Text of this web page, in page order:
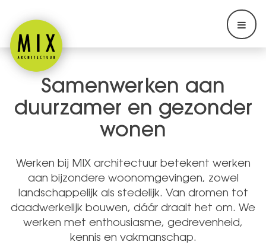
Samenwerken aan
duurzamer en gezonder
wonen
Werken bij MIX architectuur betekent werken
aan bijzondere woonomgevingen, zowel
landschappelijk als stedelijk. Van dromen tot
daadwerkelijk bouwen, dáár draait het om. We
werken met enthousiasme, gedrevenheid,
kennis en vakmanschap.